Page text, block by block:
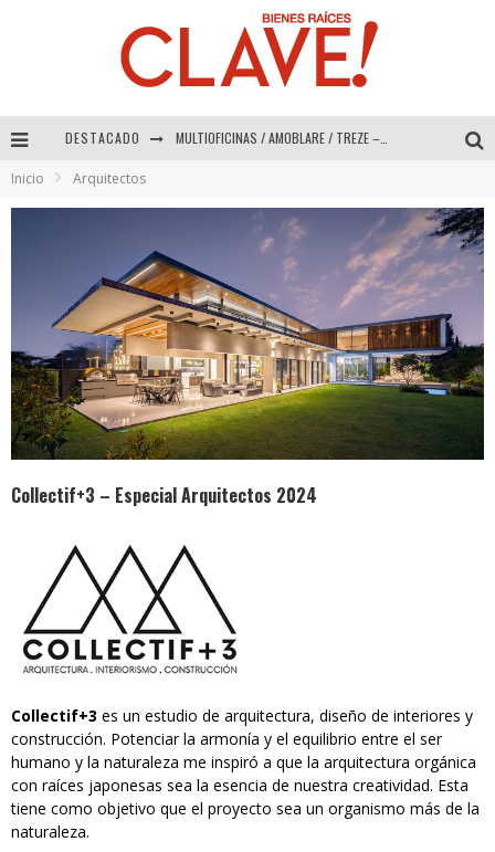
DESTACADO
ADRIANA HOYOS DESIGN STUDIO – Especial Interiorismo & Decoración 2026
MULTIOFICINAS / AMOBLARE / TREZE – Especial Interiorismo & Decoración 2026
Inicio Arquitectos
Collectif+3 – Especial Arquitectos 2024
Collectif+3 es un estudio de arquitectura, diseño de interiores y
construcción. Potenciar la armonía y el equilibrio entre el ser
humano y la naturaleza me inspiró a que la arquitectura orgánica
con raíces japonesas sea la esencia de nuestra creatividad. Esta
tiene como objetivo que el proyecto sea un organismo más de la
naturaleza.